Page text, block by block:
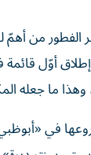
الفطور من
أوّل قائمة
وهذا ما جعله
في